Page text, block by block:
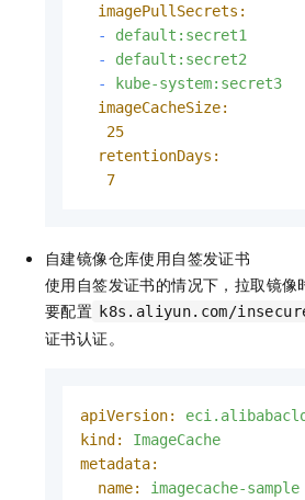
imagePullSecrets:
-
default:secret1
-
default:secret2
-
kube-system:secret3
imageCacheSize:
25
retentionDays:
7
自建镜像仓库使用自签发证书
使用自签发证书的情况下，拉取镜像
要配置 k8s.aliyun.com/
证书认证。
apiVersion:
kind:
ImageCache
metadata:
name:
imagecache-sample